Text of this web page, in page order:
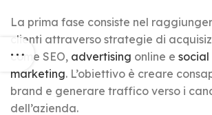
La prima fase consiste nel
clienti attraverso strategie di
come SEO, advertising online e
marketing. L’obiettivo è creare
brand e generare traffico verso i
dell’azienda.